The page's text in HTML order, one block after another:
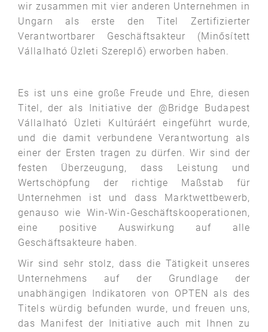
wir zusammen mit vier anderen Unternehmen in
Ungarn als erste den Titel Zertifizierter
Verantwortbarer Geschäftsakteur (Minősített
Vállalható Üzleti Szereplő) erworben haben.
Es ist uns eine große Freude und Ehre, diesen
Titel, der als Initiative der @Bridge Budapest
Vállalható Üzleti Kultúráért eingeführt wurde,
und die damit verbundene Verantwortung als
einer der Ersten tragen zu dürfen. Wir sind der
festen Überzeugung, dass Leistung und
Wertschöpfung der richtige Maßstab für
Unternehmen ist und dass Marktwettbewerb,
genauso wie Win-Win-Geschäftskooperationen,
eine positive Auswirkung auf alle
Geschäftsakteure haben.
Wir sind sehr stolz, dass die Tätigkeit unseres
Unternehmens auf der Grundlage der
unabhängigen Indikatoren von OPTEN als des
Titels würdig befunden wurde, und freuen uns,
das Manifest der Initiative auch mit Ihnen zu